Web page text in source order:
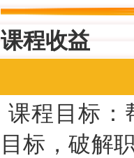
课程收益
课程目标：
目标，破解